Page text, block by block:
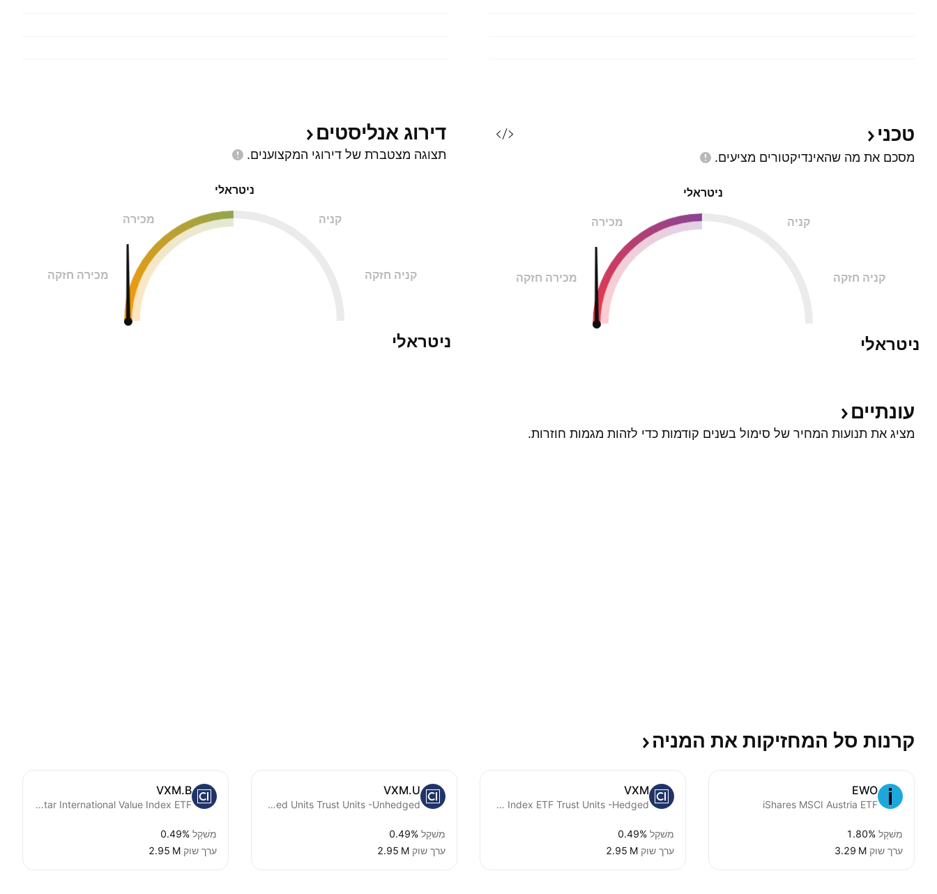
טכני
מסכם את מה שהאינדיקטורים מציעים.
ניטראלי
מכירה קניה
מכירה חזקה קניה חזקה
ניטראלי
דירוג אנליסטים
תצוגה מצטברת של דירוגי המקצוענים.
ניטראלי
מכירה קניה
מכירה חזקה קניה חזקה
ניטראלי
עונתיים
מציג את תנועות המחיר של סימול בשנים קודמות כדי לזהות מגמות חוזרות.
קרנות סל המחזיקות את המניה
EWO
iShares MSCI Austria ETF
מִשׁקָל 1.80%
ערך שוק ‪3.29 M‬
VXM
CI Morningstar International Value Index ETF Trust Units -Hedged-
מִשׁקָל 0.49%
ערך שוק ‪2.95 M‬
VXM.U
CI Morningstar International Value Index ETF US Dollar-Denominated Unhedged Units Trust Units -Unhedged-
מִשׁקָל 0.49%
ערך שוק ‪2.95 M‬
VXM.B
CI Morningstar International Value Index ETF
מִשׁקָל 0.49%
ערך שוק ‪2.95 M‬